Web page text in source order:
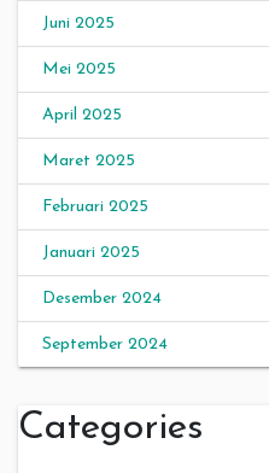
Juni 2025
Mei 2025
April 2025
Maret 2025
Februari 2025
Januari 2025
Desember 2024
September 2024
Categories